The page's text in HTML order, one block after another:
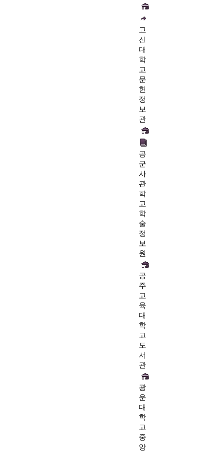
고
신
대
학
교
문
헌
정
보
관
공
군
사
관
학
교
학
술
정
보
원
공
주
교
육
대
학
교
도
서
관
광
운
대
학
교
중
앙